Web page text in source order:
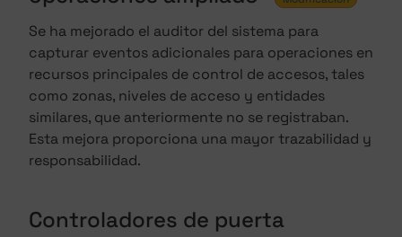
Se ha mejorado el auditor del sistema para
capturar eventos adicionales para operaciones en
recursos principales de control de accesos, tales
como zonas, niveles de acceso y entidades
similares, que anteriormente no se registraban.
Esta mejora proporciona una mayor trazabilidad y
responsabilidad.
Controladores de puerta